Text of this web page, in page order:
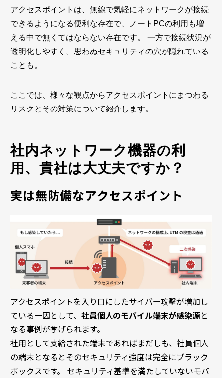
アクセスポイントは、無線で気軽にネットワークが接続
できるようになる便利な存在で、ノートPCの利用も増
える中で無くてはならない存在です。 一方で接続状況が
透明化しやすく、 思わぬセキュリティの穴が隠れている
ことも。
ここでは、様々な観点からアクセスポイントにまつわる
リスクとその対策について紹介します。
社内ネットワーク機器の利
用、貴社は大丈夫ですか？
実は無防備なアクセスポイント
アクセスポイントを入り口にしたサイバー攻撃が増加し
ている一因として、 社員個人のモバイル端末が感染源と
なる事例が挙げられます。
社用として支給された端末であればまだしも、社員個人
の端末となるとそのセキュリティ強度は完全にブラック
ボックスです。 セキュリティ基準を満たしていないモバ